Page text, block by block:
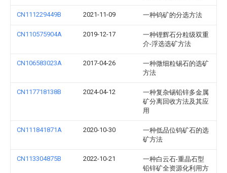
CN111229449B 2021-11-09 一种钨矿的分选方法
CN110575904A 2019-12-17
一种锂辉石分粒级双重
介-浮选选矿方法
CN106583023A 2017-04-26
一种微细粒锡石的选矿
方法
CN117718138B 2024-04-12
一种复杂锡铅锌多金属
矿分离回收方法及其应
用
CN111841871A 2020-10-30
一种低品位钨矿石的选
矿方法
CN113304875B 2022-10-21
一种白云石-重晶石型
铅锌矿全资源化利用方